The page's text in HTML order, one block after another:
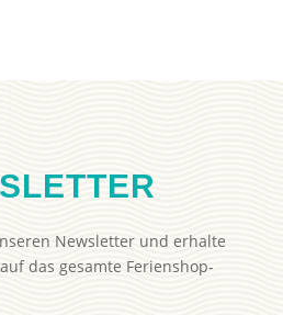
Newsletter und erhalte
das gesamte Ferienshop-